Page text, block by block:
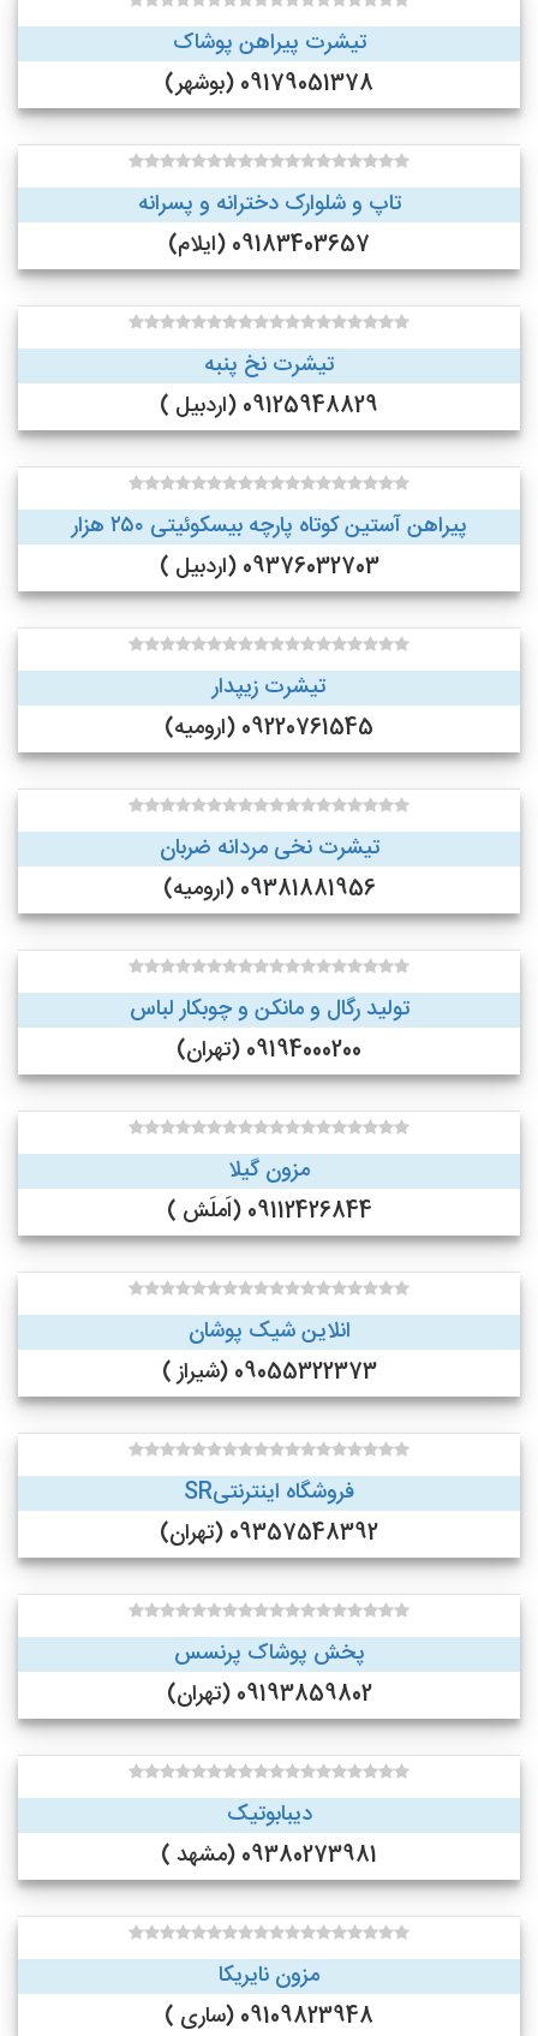
تیشرت پیراهن پوشاک
09179051378 (بوشهر)
تاپ و شلوارک دخترانه و پسرانه
09183403657 (ایلام)
تیشرت نخ پنبه
09125948829 (اردبیل )
پیراهن آستین کوتاه پارچه بیسکوئیتی ۲۵۰ هزار
09376032703 (اردبیل )
تیشرت زیپدار
09220761545 (ارومیه)
تیشرت نخی مردانه ضربان
09381881956 (ارومیه)
تولید رگال و مانکن و چوبکار لباس
09194000200 (تهران)
مزون گیلا
09112426844 (اَملَش )
انلاین شیک پوشان
09055322373 (شیراز )
فروشگاه اینترنتیSR
09357548392 (تهران)
پخش پوشاک پرنسس
09193859802 (تهران)
دیبابوتیک
09380273981 (مشهد )
مزون نایریکا
09109823948 (ساری )